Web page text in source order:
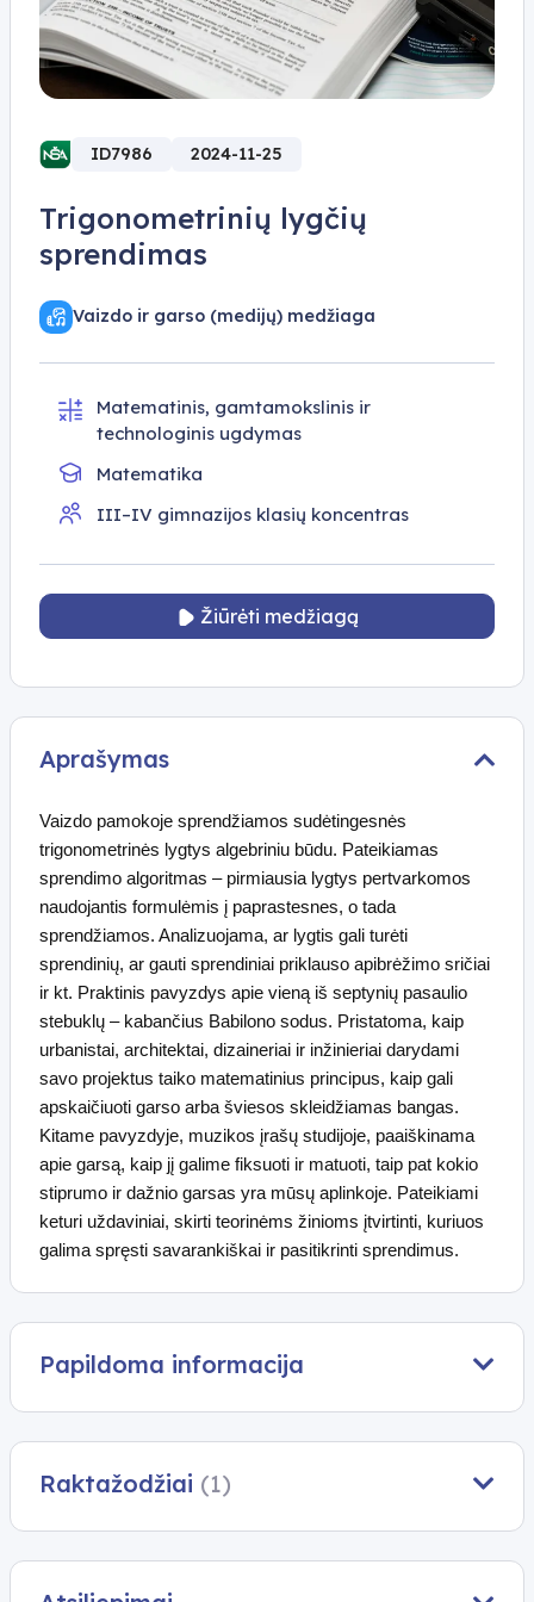
ID7986 2024-11-25
Trigonometrinių lygčių
sprendimas
Vaizdo ir garso (medijų) medžiaga
Matematinis, gamtamokslinis ir
technologinis ugdymas
Matematika
III–IV gimnazijos klasių koncentras
Žiūrėti medžiagą
Aprašymas
Vaizdo pamokoje sprendžiamos sudėtingesnės
trigonometrinės lygtys algebriniu būdu. Pateikiamas
sprendimo algoritmas – pirmiausia lygtys pertvarkomos
naudojantis formulėmis į paprastesnes, o tada
sprendžiamos. Analizuojama, ar lygtis gali turėti
sprendinių, ar gauti sprendiniai priklauso apibrėžimo sričiai
ir kt. Praktinis pavyzdys apie vieną iš septynių pasaulio
stebuklų – kabančius Babilono sodus. Pristatoma, kaip
urbanistai, architektai, dizaineriai ir inžinieriai darydami
savo projektus taiko matematinius principus, kaip gali
apskaičiuoti garso arba šviesos skleidžiamas bangas.
Kitame pavyzdyje, muzikos įrašų studijoje, paaiškinama
apie garsą, kaip jį galime fiksuoti ir matuoti, taip pat kokio
stiprumo ir dažnio garsas yra mūsų aplinkoje. Pateikiami
keturi uždaviniai, skirti teorinėms žinioms įtvirtinti, kuriuos
galima spręsti savarankiškai ir pasitikrinti sprendimus.
Papildoma informacija
Raktažodžiai (1)